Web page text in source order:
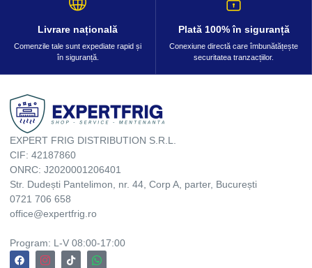
Livrare națională
Comenzile tale sunt expediate rapid și
în siguranță.
Plată 100% în siguranță
Conexiune directă care îmbunătățește
securitatea tranzacțiilor.
EXPERT FRIG DISTRIBUTION S.R.L.
CIF: 42187860
ONRC: J2020001206401
Str. Dudești Pantelimon, nr. 44, Corp A, parter, București
0721 706 658
office@expertfrig.ro
Program: L-V 08:00-17:00